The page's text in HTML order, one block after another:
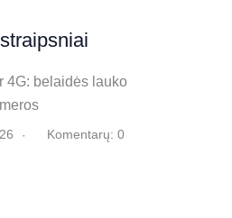
4G: belaidės lauko
Komentarų: 0